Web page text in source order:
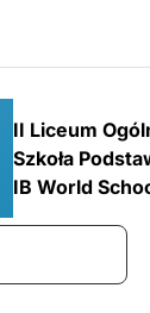
II Liceum
Szkoła
IB World